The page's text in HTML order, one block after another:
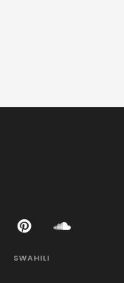
SWAHILI